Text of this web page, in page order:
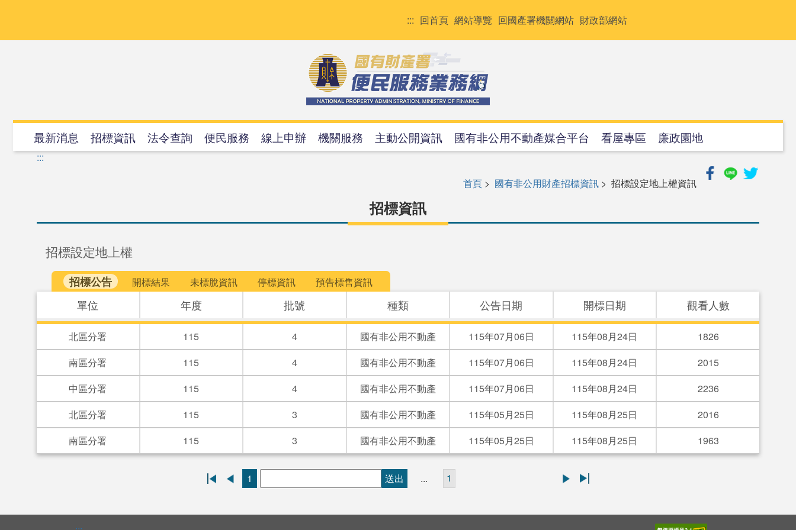
要
::: 回首頁 網站導覽 回國產署機關網站 財政部網站
最新消息 招標資訊 法令查詢 便民服務 線上申辦 機關服務 主動公開資訊 國有非公用不動產媒合平台 看屋專區 廉政園地
:::
首頁 > 國有非公用財產招標資訊 > 招標設定地上權資訊
招標資訊
招標設定地上權
招標公告 開標結果 未標脫資訊 停標資訊 預告標售資訊
單位 年度 批號 種類 公告日期 開標日期 觀看人數
北區分署 115 4 國有非公用不動產 115年07月06日 115年08月24日
1826
南區分署
115 4 國有非公用不動產 115年07月06日 115年08月24日
2015
中區分署
115 4 國有非公用不動產 115年07月06日 115年08月24日
2236
北區分署
115 3 國有非公用不動產 115年05月25日 115年08月25日
2016
南區分署
115 3 國有非公用不動產 115年05月25日 115年08月25日 1963
1 送出 ... 1